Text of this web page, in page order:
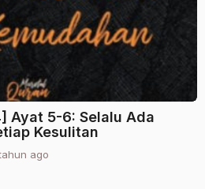
o
Ayat 5-6: Selalu Ada
Kesulitan
ago